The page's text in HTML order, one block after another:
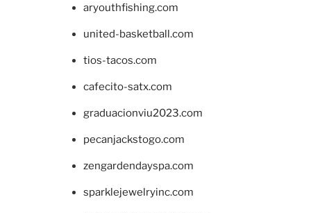
aryouthfishing.com
united-basketball.com
tios-tacos.com
cafecito-satx.com
graduacionviu2023.com
pecanjackstogo.com
zengardendayspa.com
sparklejewelryinc.com